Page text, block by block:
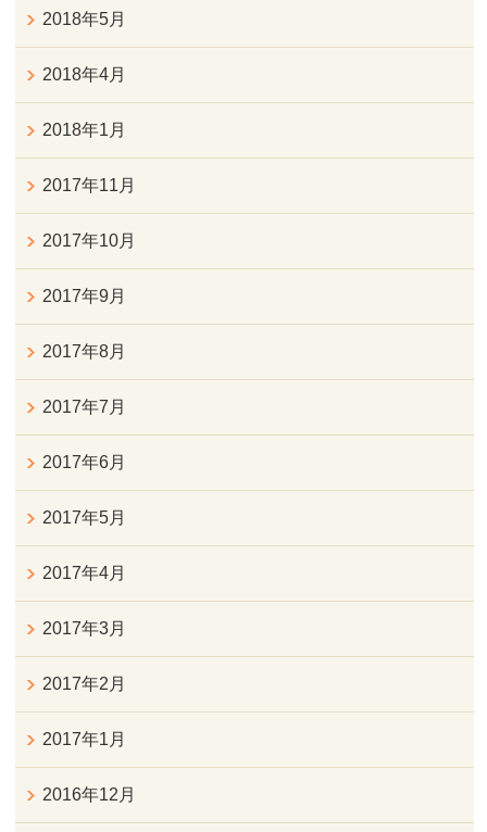
2018年5月
2018年4月
2018年1月
2017年11月
2017年10月
2017年9月
2017年8月
2017年7月
2017年6月
2017年5月
2017年4月
2017年3月
2017年2月
2017年1月
2016年12月